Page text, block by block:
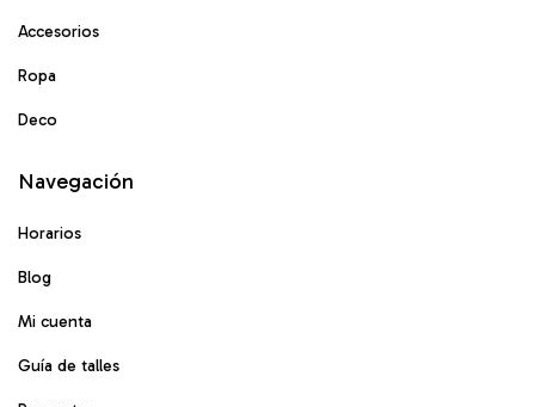
Accesorios
Ropa
Deco
Navegación
Horarios
Blog
Mi cuenta
Guía de talles